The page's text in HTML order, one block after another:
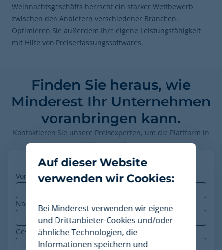
Weihnachtsgeschäfts herrscht ein starker Wettbewerb
zwischen den Anbietern verschiedener Branchen.
Optimieren Sie außerdem Ihre eigene Leistungsfähigkeit
mit Hilfe von Preiserfassungssoftwares.
Finden Sie heraus, wie
Minderest Ihr Unternehmen
voranbringen kann.
Kontaktieren Sie unsere Preisexperten, um die Plattform in
Aktion zu sehen.
Vorname*
Nachname
Geschäfts-E-Mail*
Auf dieser Website
verwenden wir Cookies:
Bei Minderest verwenden wir eigene
und Drittanbieter-Cookies und/oder
ähnliche Technologien, die
Informationen speichern und